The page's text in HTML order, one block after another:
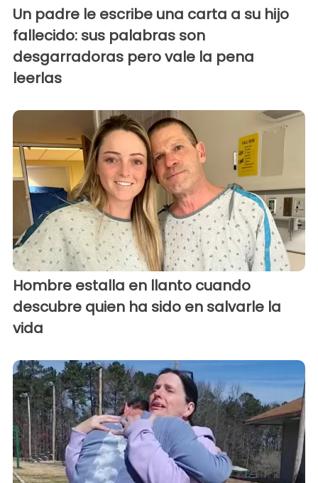
Un padre le escribe una carta a su hijo
fallecido: sus palabras son
desgarradoras pero vale la pena
leerlas
Hombre estalla en llanto cuando
descubre quien ha sido en salvarle la
vida